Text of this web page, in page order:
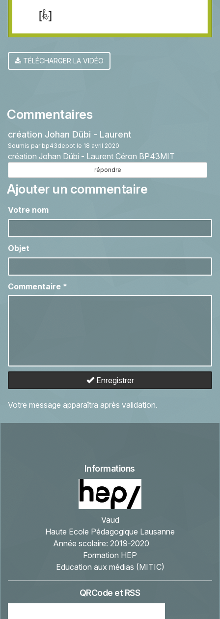
TÉLÉCHARGER LA VIDÉO
Commentaires
création Johan Dübi - Laurent
Soumis par bp43depot le 18 avril 2020
création Johan Dübi - Laurent Céron BP43MIT
répondre
Ajouter un commentaire
Votre nom
Objet
Commentaire *
Enregistrer
Votre message apparaîtra après validation.
Informations
Vaud
Haute Ecole Pédagogique Lausanne
Année scolaire: 2019-2020
Formation HEP
Education aux médias (MITIC)
QRCode et RSS